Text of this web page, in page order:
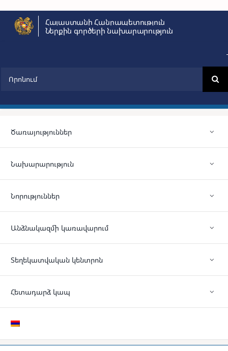
content
Հայաստանի Հանրապետություն
Ներքին գործերի նախարարություն
Ծառայություններ
Նախարարություն
Նորություններ
Անձնակազմի կառավարում
Տեղեկատվական կենտրոն
Հետադարձ կապ